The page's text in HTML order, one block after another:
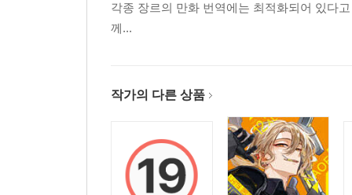
각종 장르의 만화 번역에는 최적화되어 있다
께...
작가의 다른 상품